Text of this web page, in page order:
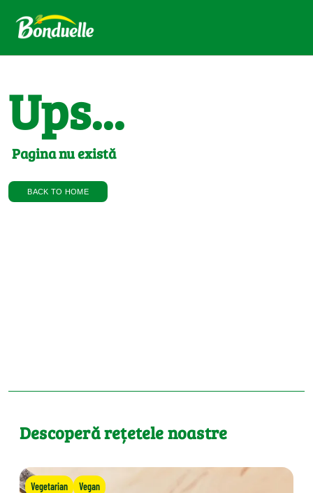
Ups...
Pagina nu există
BACK TO HOME
Descoperă rețetele noastre
Vegetarian Vegan